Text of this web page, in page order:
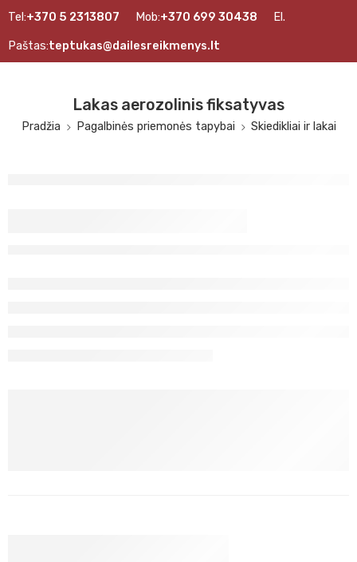
Tel:+370 5 2313807 Mob:+370 699 30438 El.
Paštas:teptukas@dailesreikmenys.lt
Lakas aerozolinis fiksatyvas
Pradžia Pagalbinės priemonės tapybai Skiedikliai ir lakai